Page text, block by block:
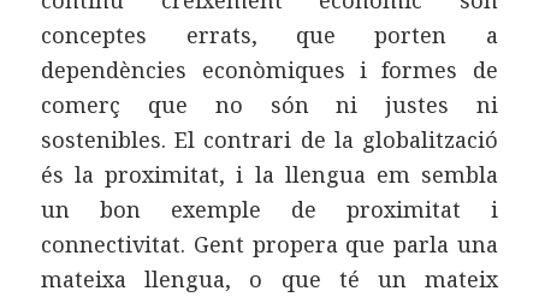
conceptes errats, que porten a
dependències econòmiques i formes de
comerç que no són ni justes ni
sostenibles. El contrari de la globalització
és la proximitat, i la llengua em sembla
un bon exemple de proximitat i
connectivitat. Gent propera que parla una
mateixa llengua, o que té un mateix